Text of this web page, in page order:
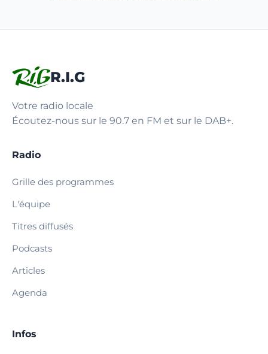
R.I.G
Votre radio locale
Écoutez-nous sur le 90.7 en FM et sur le DAB+.
Radio
Grille des programmes
L'équipe
Titres diffusés
Podcasts
Articles
Agenda
Infos